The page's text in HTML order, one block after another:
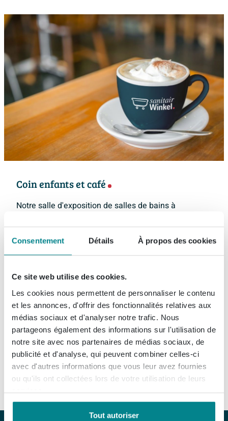
Consentement Détails À propos des cookies
Ce site web utilise des cookies.
Les cookies nous permettent de personnaliser le contenu
et les annonces, d'offrir des fonctionnalités relatives aux
médias sociaux et d'analyser notre trafic. Nous
partageons également des informations sur l'utilisation de
notre site avec nos partenaires de médias sociaux, de
publicité et d'analyse, qui peuvent combiner celles-ci
avec d'autres informations que vous leur avez fournies
ou qu'ils ont collectées lors de votre utilisation de leurs
services.
Tout autoriser
Coin enfants et café
Notre salle d'exposition de salles de bains à
organise des soirées shopping le jeudi et est très
facile d'accès. Ne manquez pas d'y faire un tour pour
informelle ! Il est important pour nous que vous
fassiez les bons choix. C'est pourquoi nous prenons
tout le temps nécessaire pour vous aider à composer
la salle de bains de vos rêves. Dans notre coin café,
nous pouvons discuter de vos souhaits avec calme et
attention. Pour les enfants, nous avons aménagé un
coin ludique !